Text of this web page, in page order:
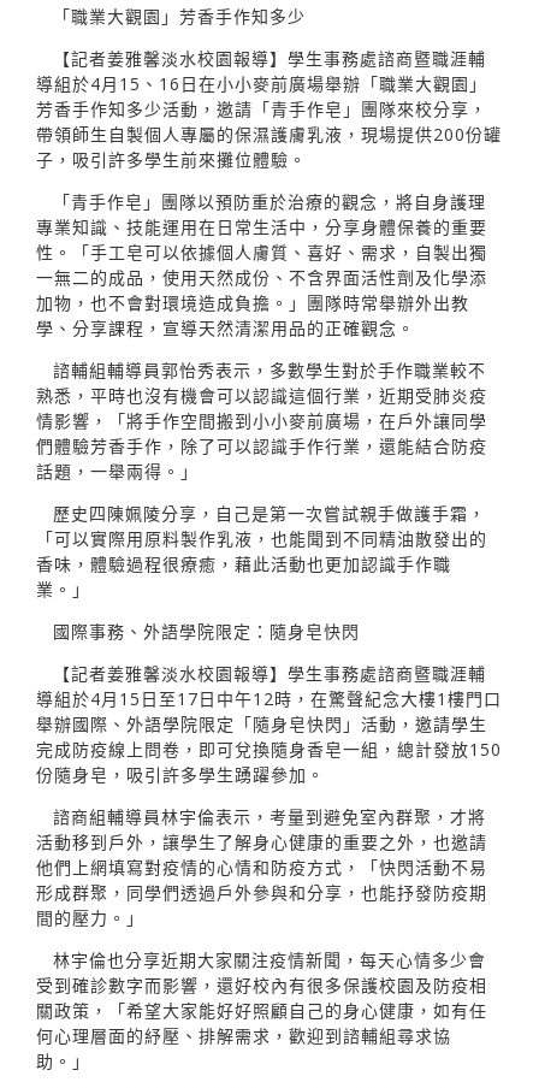
「職業大觀園」芳香手作知多少
【記者姜雅馨淡水校園報導】學生事務處諮商暨職涯輔
導組於4月15、16日在小小麥前廣場舉辦「職業大觀園」
芳香手作知多少活動，邀請「青手作皂」團隊來校分享，
帶領師生自製個人專屬的保濕護膚乳液，現場提供200份罐
子，吸引許多學生前來攤位體驗。
「青手作皂」團隊以預防重於治療的觀念，將自身護理
專業知識、技能運用在日常生活中，分享身體保養的重要
性。「手工皂可以依據個人膚質、喜好、需求，自製出獨
一無二的成品，使用天然成份、不含界面活性劑及化學添
加物，也不會對環境造成負擔。」團隊時常舉辦外出教
學、分享課程，宣導天然清潔用品的正確觀念。
諮輔組輔導員郭怡秀表示，多數學生對於手作職業較不
熟悉，平時也沒有機會可以認識這個行業，近期受肺炎疫
情影響，「將手作空間搬到小小麥前廣場，在戶外讓同學
們體驗芳香手作，除了可以認識手作行業，還能結合防疫
話題，一舉兩得。」
歷史四陳姵陵分享，自己是第一次嘗試親手做護手霜，
「可以實際用原料製作乳液，也能聞到不同精油散發出的
香味，體驗過程很療癒，藉此活動也更加認識手作職
業。」
國際事務、外語學院限定：隨身皂快閃
【記者姜雅馨淡水校園報導】學生事務處諮商暨職涯輔
導組於4月15日至17日中午12時，在驚聲紀念大樓1樓門口
舉辦國際、外語學院限定「隨身皂快閃」活動，邀請學生
完成防疫線上問卷，即可兌換隨身香皂一組，總計發放150
份隨身皂，吸引許多學生踴躍參加。
諮商組輔導員林宇倫表示，考量到避免室內群聚，才將
活動移到戶外，讓學生了解身心健康的重要之外，也邀請
他們上網填寫對疫情的心情和防疫方式，「快閃活動不易
形成群聚，同學們透過戶外參與和分享，也能抒發防疫期
間的壓力。」
林宇倫也分享近期大家關注疫情新聞，每天心情多少會
受到確診數字而影響，還好校內有很多保護校園及防疫相
關政策，「希望大家能好好照顧自己的身心健康，如有任
何心理層面的紓壓、排解需求，歡迎到諮輔組尋求協
助。」